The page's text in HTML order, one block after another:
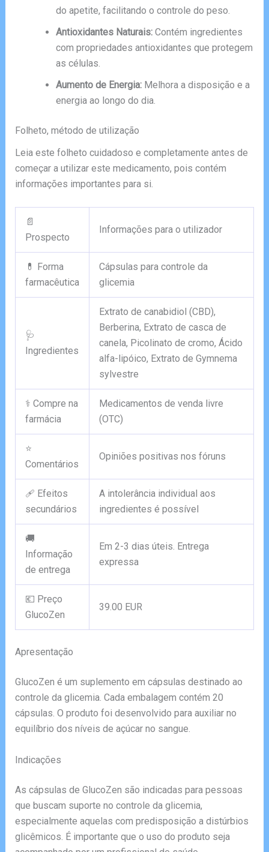
do apetite, facilitando o controle do peso.
Antioxidantes Naturais:Contém ingredientes
com propriedades antioxidantes que protegem
as células.
Aumento de Energia:Melhora a disposição e a
energia ao longo do dia.
Folheto, método de utilização
Leia este folheto cuidadoso e completamente antes de
começar a utilizar este medicamento, pois contém
informações importantes para si.
📄
Prospecto
Informações para o utilizador
💊 Forma
farmacêutica
Cápsulas para controle da
glicemia
🩺
Ingredientes
Extrato de canabidiol (CBD),
Berberina, Extrato de casca de
canela, Picolinato de cromo, Ácido
alfa-lipóico, Extrato de Gymnema
sylvestre
⚕️ Compre na
farmácia
Medicamentos de venda livre
(OTC)
⭐
Comentários
Opiniões positivas nos fóruns
🩹 Efeitos
secundários
A intolerância individual aos
ingredientes é possível
🚚
Informação
de entrega
Em 2-3 dias úteis. Entrega
expressa
💶 Preço
GlucoZen
39.00 EUR
Apresentação
GlucoZen é um suplemento em cápsulas destinado ao
controle da glicemia. Cada embalagem contém 20
cápsulas. O produto foi desenvolvido para auxiliar no
equilíbrio dos níveis de açúcar no sangue.
Indicações
As cápsulas de GlucoZen são indicadas para pessoas
que buscam suporte no controle da glicemia,
especialmente aquelas com predisposição a distúrbios
glicêmicos. É importante que o uso do produto seja